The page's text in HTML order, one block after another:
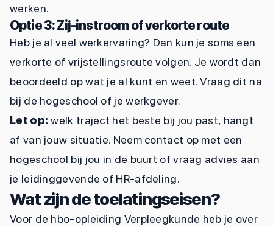
werken.
Optie 3: Zij-instroom of verkorte route
Heb je al veel werkervaring? Dan kun je soms een
verkorte of vrijstellingsroute volgen. Je wordt dan
beoordeeld op wat je al kunt en weet. Vraag dit na
bij de hogeschool of je werkgever.
Let op:welk traject het beste bij jou past, hangt
af van jouw situatie. Neem contact op met een
hogeschool bij jou in de buurt of vraag advies aan
je leidinggevende of HR-afdeling.
Wat zijn de toelatingseisen?
Voor de hbo-opleiding Verpleegkunde heb je over